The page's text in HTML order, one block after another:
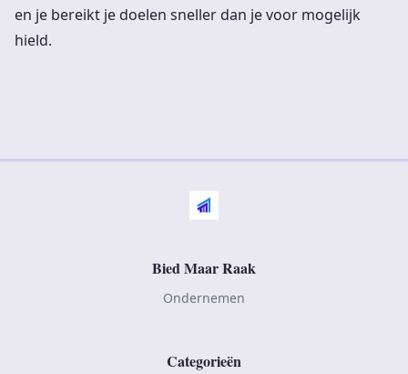
en je bereikt je doelen sneller dan je voor mogelijk
hield.
Bied Maar Raak
Ondernemen
Categorieën